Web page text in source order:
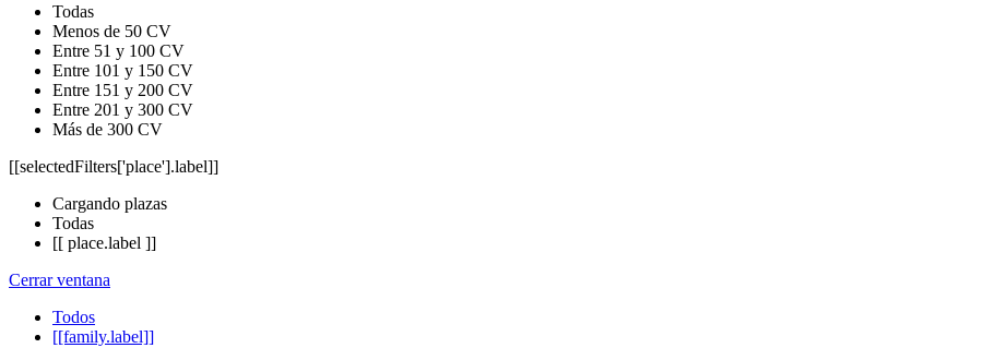
Todas
Menos de 50 CV
Entre 51 y 100 CV
Entre 101 y 150 CV
Entre 151 y 200 CV
Entre 201 y 300 CV
Más de 300 CV
[[selectedFilters['place'].label]]
Cargando plazas
Todas
[[ place.label ]]
Cerrar ventana
Todos
[[family.label]]